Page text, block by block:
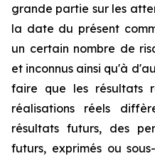
grande partie sur les
la date du présent
un certain nombre de
et inconnus ainsi qu'à
faire que les résultats
réalisations réels
résultats futurs, des
futurs, exprimés ou